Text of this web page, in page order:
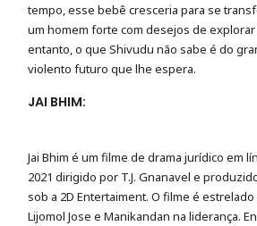
tempo, esse bebê cresceria para se
um homem forte com desejos de explorar
entanto, o que Shivudu não sabe é do
violento futuro que lhe espera.
JAI BHIM:
Jai Bhim é um filme de drama jurídico em
2021 dirigido por T.J. Gnanavel e
sob a 2D Entertaiment. O filme é
Lijomol Jose e Manikandan na liderança.